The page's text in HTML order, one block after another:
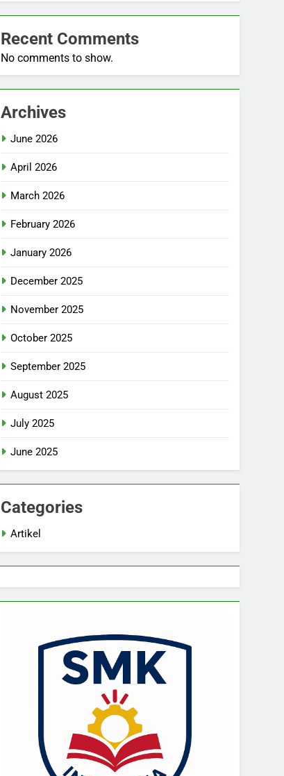
Recent Comments
No comments to show.
Archives
June 2026
April 2026
March 2026
February 2026
January 2026
December 2025
November 2025
October 2025
September 2025
August 2025
July 2025
June 2025
Categories
Artikel